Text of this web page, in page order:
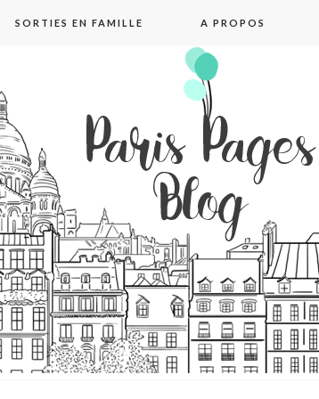
SORTIES EN FAMILLE A PROPOS
blog